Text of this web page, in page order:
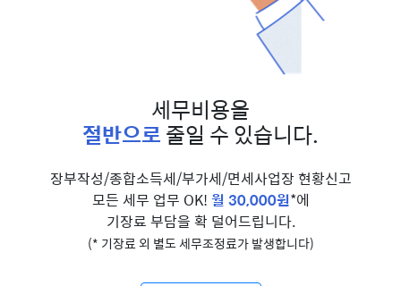
세무비용을
절반으로줄일 수 있습니다.
장부작성/종합소득세/부가세/면세사업장 현황신고
모든 세무 업무 OK! 월 30,000원*에
기장료 부담을 확 덜어드립니다.
(* 기장료 외 별도 세무조정료가 발생합니다)